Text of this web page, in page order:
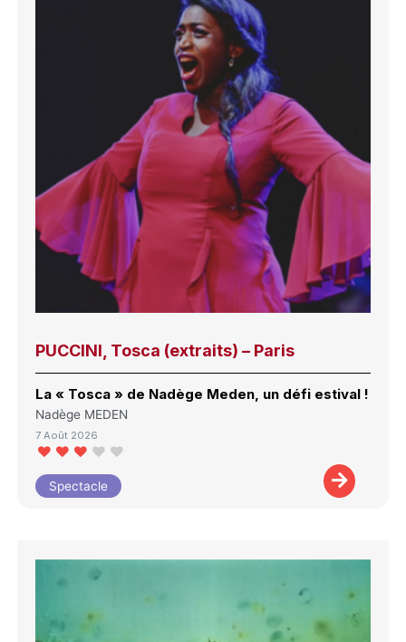
PUCCINI, Tosca (extraits) – Paris
La « Tosca » de Nadège Meden, un défi estival !
Nadège MEDEN
7 Août 2026
Spectacle